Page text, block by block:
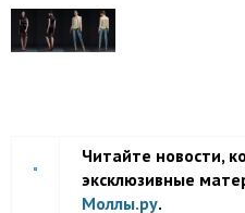
Читайте новости,
эксклюзивные
Моллы.ру.